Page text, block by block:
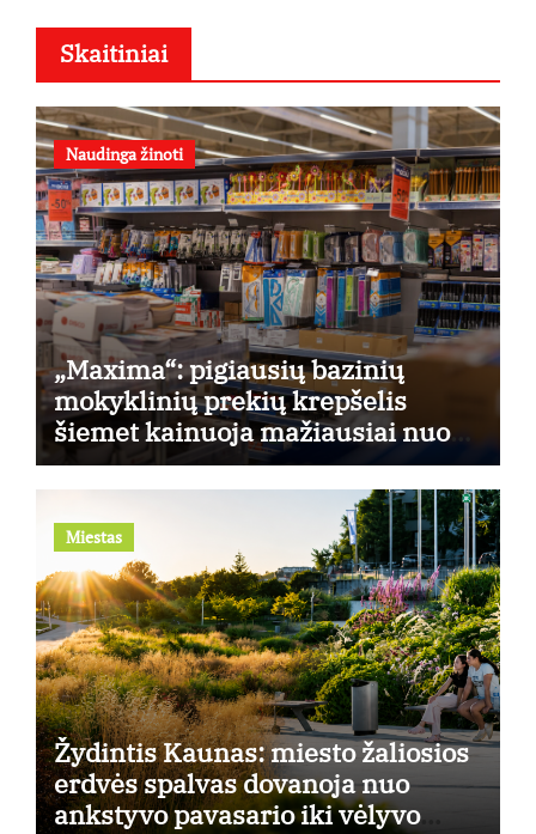
Skaitiniai
Naudinga žinoti
„Maxima“: pigiausių bazinių
mokyklinių prekių krepšelis
šiemet kainuoja mažiausiai nuo
2022-ųjų
Miestas
Žydintis Kaunas: miesto žaliosios
erdvės spalvas dovanoja nuo
ankstyvo pavasario iki vėlyvo